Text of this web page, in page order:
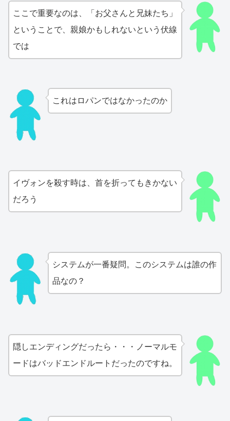
ここで重要なのは、「お父さんと兄妹たち」
ということで、親娘かもしれないという伏線
では
これはロパンではなかったのか
イヴォンを殺す時は、首を折ってもきかない
だろう
システムが一番疑問。このシステムは誰の作
品なの？
隠しエンディングだったら・・・ノーマルモ
ードはバッドエンドルートだったのですね。